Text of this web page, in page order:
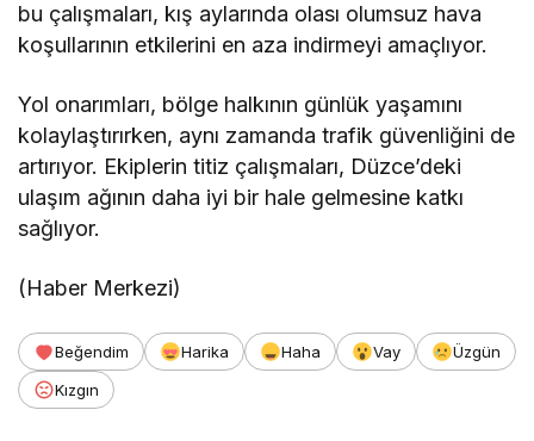
bu çalışmaları, kış aylarında olası olumsuz hava
koşullarının etkilerini en aza indirmeyi amaçlıyor.
Yol onarımları, bölge halkının günlük yaşamını
kolaylaştırırken, aynı zamanda trafik güvenliğini de
artırıyor. Ekiplerin titiz çalışmaları, Düzce’deki
ulaşım ağının daha iyi bir hale gelmesine katkı
sağlıyor.
(Haber Merkezi)
Beğendim Harika Haha Vay
Üzgün
Kızgın